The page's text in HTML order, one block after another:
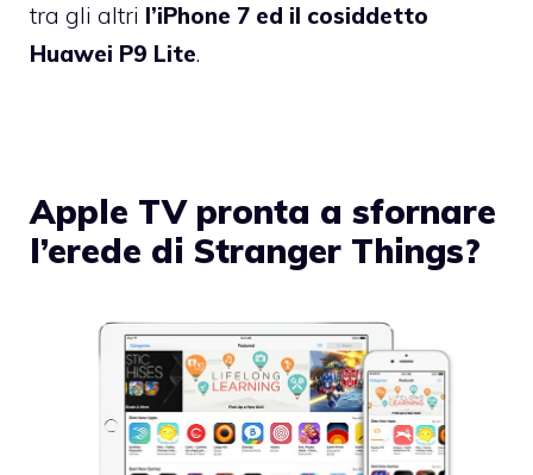
tra gli altri l’iPhone 7 ed il cosiddetto
Huawei P9 Lite.
Apple TV pronta a sfornare
l’erede di Stranger Things?